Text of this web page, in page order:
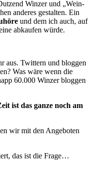
Winzer und „Wein-
anderes gestalten. Ein
und dem ich auch, auf
abkaufen würde.
aus. Twittern und bloggen
Was wäre wenn die
60.000 Winzer bloggen
ist das ganze noch am
wir mit den Angeboten
das ist die Frage…